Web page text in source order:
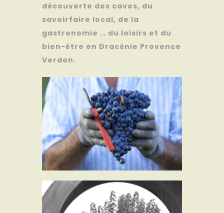
découverte des caves, du
savoirfaire local, de la
gastronomie … du loisirs et du
bien-être en Dracénie Provence
Verdon.